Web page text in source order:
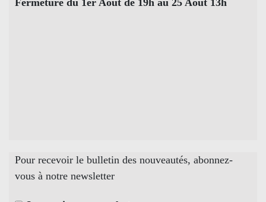
Pour recevoir le bulletin des nouveautés, abonnez-
vous à notre newsletter